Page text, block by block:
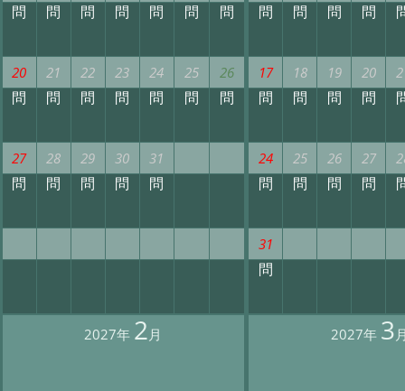
問 問 問 問 問 問 問
20 21 22 23 24 25 26
問 問 問 問 問 問 問
27 28 29 30 31
問 問 問 問 問
問 問 問 問
17 18 19 20
問 問 問 問
24 25 26 27
問 問 問 問
31
問
2027年 2月 2027年 3